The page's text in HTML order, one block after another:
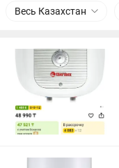
Весь Казахстан